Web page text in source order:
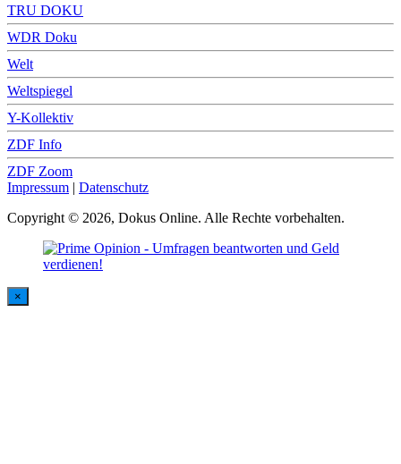
TRU DOKU
WDR Doku
Welt
Weltspiegel
Y-Kollektiv
ZDF Info
ZDF Zoom
Impressum | Datenschutz
Copyright © 2026, Dokus Online. Alle Rechte vorbehalten.
×